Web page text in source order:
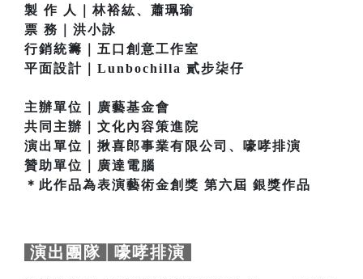
製 作 人｜林裕紘、蕭珮瑜
票 務｜洪小詠
行銷統籌｜五口創意工作室
平面設計｜Lunbochilla 貳步柒仔
主辦單位｜廣藝基金會
共同主辦｜文化內容策進院
演出單位｜揪喜郎事業有限公司、嚎哮排演
贊助單位｜廣達電腦
＊此作品為表演藝術金創獎 第六屆 銀獎作品
演出團隊│嚎哮排演